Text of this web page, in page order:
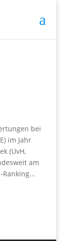
bei
im Jahr
(UvH,
am
Ranking...